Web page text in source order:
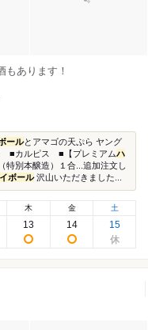
あります！
ールとアマゴの天ぷら ヤング
■カルピス ■【プレミアムハ
本醸造）１合...追加注文し
ボール沢山いただきました...
木
13
金
14
土
15